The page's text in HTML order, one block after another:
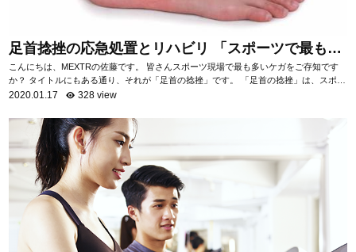
足首捻挫の応急処置とリハビリ 「スポーツで最も多
いケガ」
こんにちは、MEXTRの佐藤です。 皆さんスポーツ現場で最も多いケガをご存知です
か？ タイトルにもある通り、それが「足首の捻挫」です。 「足首の捻挫」は、スポー
ツ現場だけでなく日常生活におい...
2020.01.17 328 view